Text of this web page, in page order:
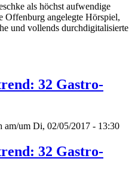
als höchst aufwendige
Offenburg angelegte Hörspiel,
und vollends durchdigitalisierte
32 Gastro-
am/um Di, 02/05/2017 - 13:30
32 Gastro-